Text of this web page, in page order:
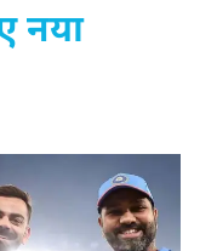
नया